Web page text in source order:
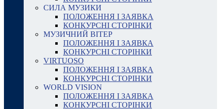
СИЛА МУЗИКИ
ПОЛОЖЕННЯ І ЗАЯВКА
КОНКУРСНІ СТОРІНКИ
МУЗИЧНИЙ ВІТЕР
ПОЛОЖЕННЯ І ЗАЯВКА
КОНКУРСНІ СТОРІНКИ
VIRTUOSO
ПОЛОЖЕННЯ І ЗАЯВКА
КОНКУРСНІ СТОРІНКИ
WORLD VISION
ПОЛОЖЕННЯ І ЗАЯВКА
КОНКУРСНІ СТОРІНКИ